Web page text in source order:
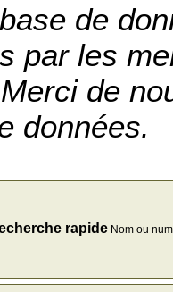
de
par les
de
données.
rapideNom ou